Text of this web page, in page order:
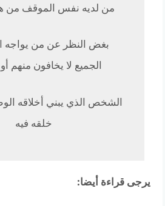
من لديه نفس الموقف من
بغض النظر عن من يواجه
الجميع لا يخافون منهم
الشخص الذي يبني أخلاقه
خلقه فيه
يرجى قراءة أيضا: